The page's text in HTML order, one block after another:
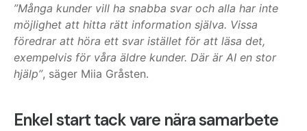
”Många kunder vill ha snabba svar och alla har inte
möjlighet att hitta rätt information själva. Vissa
föredrar att höra ett svar istället för att läsa det,
exempelvis för våra äldre kunder. Där är AI en stor
hjälp”, säger Miia Gråsten.
Enkel start tack vare nära samarbete